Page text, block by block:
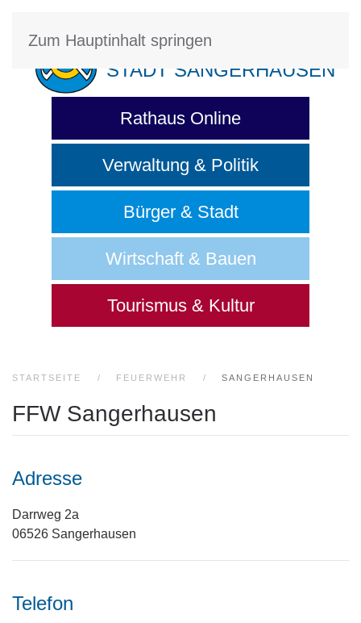
Zum Hauptinhalt springen
STADT SANGERHAUSEN
Rathaus Online
Verwaltung & Politik
Bürger & Stadt
Wirtschaft & Bauen
Tourismus & Kultur
STARTSEITE FEUERWEHR SANGERHAUSEN
FFW Sangerhausen
Adresse
Darrweg 2a
06526 Sangerhausen
Telefon